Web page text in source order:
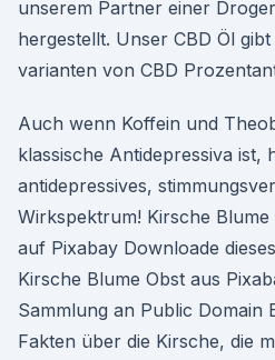
unserem Partner einer
hergestellt. Unser CBD Öl
varianten von CBD
Auch wenn Koffein und
klassische Antidepressiva ist,
antidepressives,
Wirkspektrum! Kirsche Blume
auf Pixabay Downloade
Kirsche Blume Obst aus
Sammlung an Public Domain
Fakten über die Kirsche, die